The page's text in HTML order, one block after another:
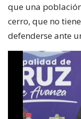
que una
cerro, que no
defenderse ante